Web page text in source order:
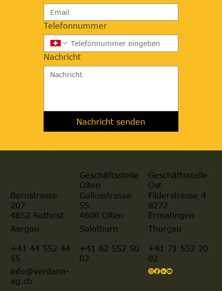
Telefonnummer
Nachricht
Nachricht senden
Bernstrasse
207
4852 Rothrist
Geschäftsstelle
Olten
Gallusstrasse
55
4600 Olten
Geschäftsstelle
Ost
Filderstrasse 4
8272
Ermatingen
Aargau
+41 44 552 44
55
Solothurn
+41 62 552 50
02
Thurgau
+41 71 552 20
02
info@verdana-
ag.ch